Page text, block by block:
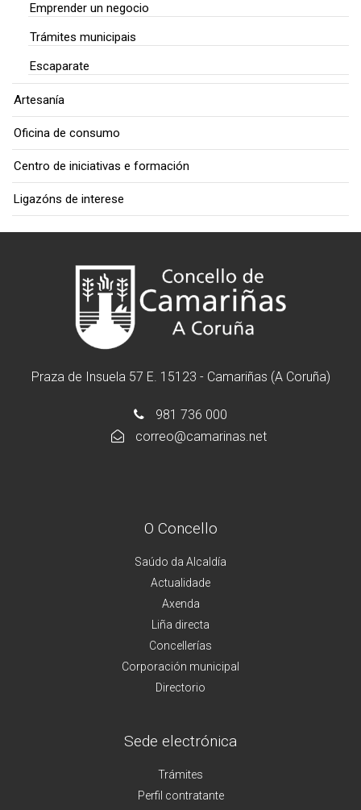
Emprender un negocio
Trámites municipais
Escaparate
Artesanía
Oficina de consumo
Centro de iniciativas e formación
Ligazóns de interese
Praza de Insuela 57 E. 15123 - Camariñas (A Coruña)
981 736 000
correo@camarinas.net
O Concello
Saúdo da Alcaldía
Actualidade
Axenda
Liña directa
Concellerías
Corporación municipal
Directorio
Sede electrónica
Trámites
Perfil contratante